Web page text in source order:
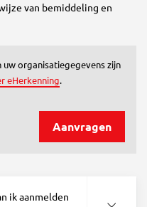
van bemiddeling en
uw organisatiegegevens zijn
eHerkenning.
Aanvragen
ik aanmelden